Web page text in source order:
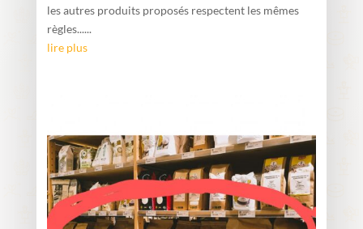
les autres produits proposés respectent les mêmes
règles......
lire plus